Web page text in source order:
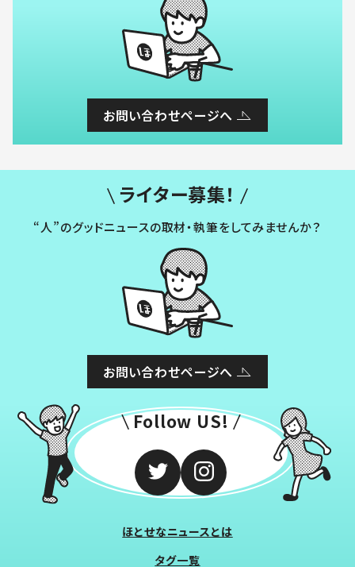
お問い合わせページへ
ライター募集！
“人”のグッドニュースの取材・執筆をしてみませんか？
お問い合わせページへ
Follow US!
ほとせなニュースとは
タグ一覧